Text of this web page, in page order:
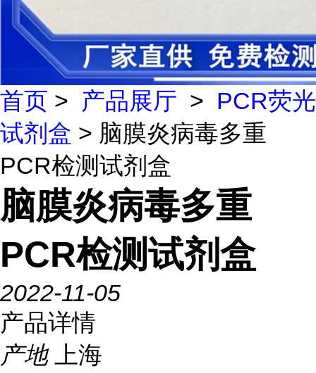
首页 > 产品展厅 > PCR荧光
试剂盒 > 脑膜炎病毒多重
PCR检测试剂盒
脑膜炎病毒多重
PCR检测试剂盒
2022-11-05
产品详情
产地
上海